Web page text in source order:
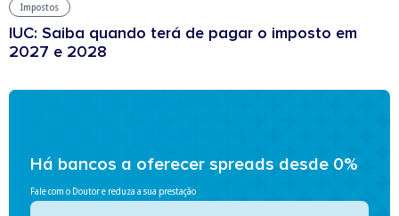
Impostos
IUC: Saiba quando terá de pagar o imposto em
2027 e 2028
Há bancos a oferecer spreads desde 0%
Fale com o Doutor e reduza a sua prestação